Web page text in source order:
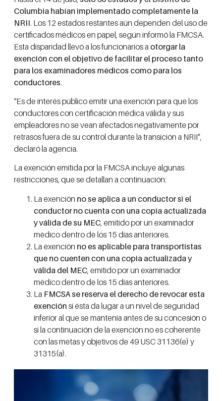
Columbia habían implementado completamente la
NRII. Los 12 estados restantes aún dependen del uso de
certificados médicos en papel, según informó la FMCSA.
Esta disparidad llevó a los funcionarios a otorgar la
exención con el objetivo de facilitar el proceso tanto
para los examinadores médicos como para los
conductores.
“Es de interés público emitir una exención para que los
conductores con certificación médica válida y sus
empleadores no se vean afectados negativamente por
retrasos fuera de su control durante la transición a NRII”,
declaró la agencia.
La exención emitida por la FMCSA incluye algunas
restricciones, que se detallan a continuación:
La exención no se aplica a un conductor si el
conductor no cuenta con una copia actualizada
y válida de su MEC , emitido por un examinador
médico dentro de los 15 días anteriores.
La exención no es aplicable para transportistas
que no cuenten con una copia actualizada y
válida del MEC , emitido por un examinador
médico dentro de los 15 días anteriores.
La FMCSA se reserva el derecho de revocar esta
exención si ésta da lugar a un nivel de seguridad
inferior al que se mantenía antes de su concesión o
si la continuación de la exención no es coherente
con las metas y objetivos de 49 USC 31136(e) y
31315(a).